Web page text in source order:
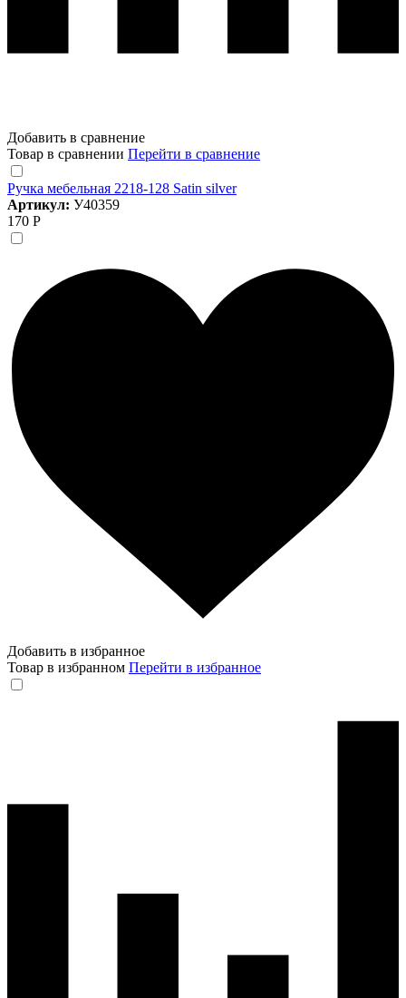
Добавить в сравнение
Товар в сравнении Перейти в сравнение
Ручка мебельная 2218-128 Satin silver
Артикул: У40359
170 Р
Добавить в избранное
Товар в избранном Перейти в избранное